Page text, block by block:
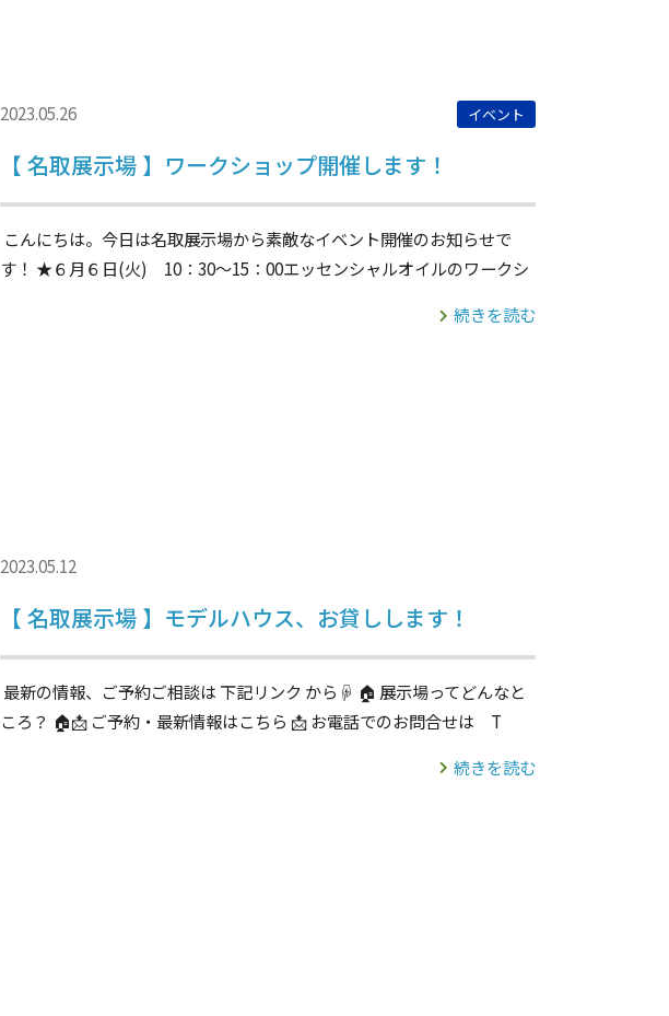
【 名取展示場 】ワークショップ開催します！
2023.05.26 イベント
こんにちは。今日は名取展示場から素敵なイベント開催のお知らせで
す！ ★６月６日(火) 10：30～15：00エッセンシャルオイルのワークシ
続きを読む
【 名取展示場 】モデルハウス、お貸しします！
2023.05.12
最新の情報、ご予約ご相談は 下記リンク から☟ 🏠 展示場ってどんなと
ころ？ 🏠📩 ご予約・最新情報はこちら 📩 お電話でのお問合せは T
続きを読む